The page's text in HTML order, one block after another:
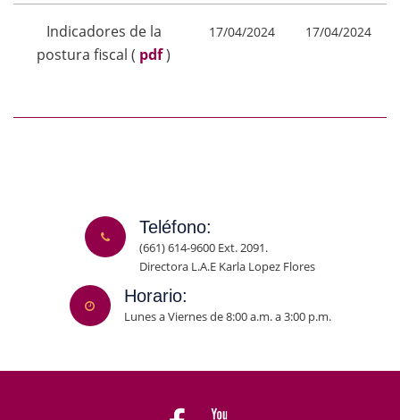
Indicadores de la
postura fiscal ( pdf)
17/04/2024 17/04/2024
Teléfono:
(661) 614-9600 Ext. 2091.
Directora L.A.E Karla Lopez Flores
Horario:
Lunes a Viernes de 8:00 a.m. a 3:00 p.m.